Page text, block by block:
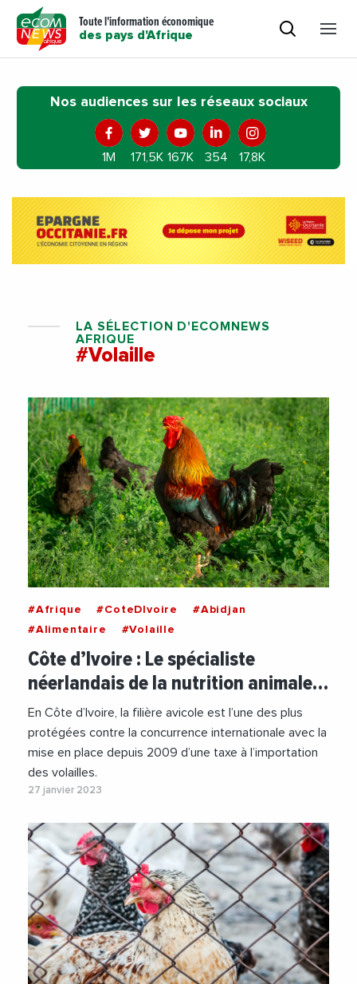
Toute l'information économique
des pays d'Afrique
Nos audiences sur les réseaux sociaux
1M 171,5K 167K 354 17,8K
LA SÉLECTION D'ECOMNEWS
AFRIQUE
#Volaille
#Afrique #CoteDIvoire
#Abidjan
#Alimentaire
#Volaille
Côte d’Ivoire : Le spécialiste
néerlandais de la nutrition animale…
En Côte d’Ivoire, la filière avicole est l’une des plus
protégées contre la concurrence internationale avec la
mise en place depuis 2009 d’une taxe à l’importation
des volailles.
27 janvier 2023